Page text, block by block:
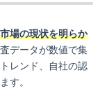
場の現状を明らか
データが数値で集
レンド、自社の認
す。